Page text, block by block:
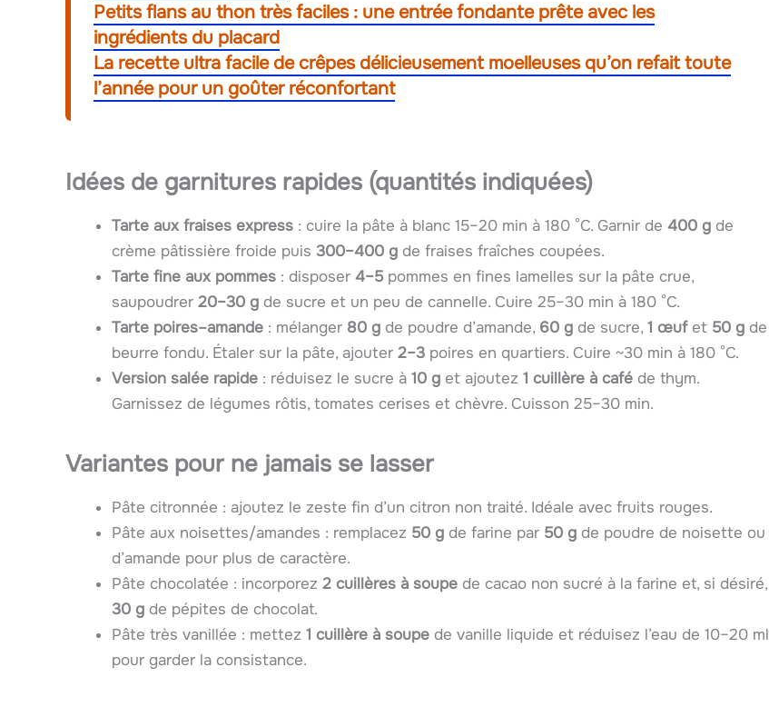
Petits flans au thon très faciles : une entrée fondante prête avec les
ingrédients du placard
La recette ultra facile de crêpes délicieusement moelleuses qu’on refait toute
l’année pour un goûter réconfortant
Idées de garnitures rapides (quantités indiquées)
Tarte aux fraises express : cuire la pâte à blanc 15–20 min à 180 °C. Garnir de 400 g de
crème pâtissière froide puis 300–400 g de fraises fraîches coupées.
Tarte fine aux pommes : disposer 4–5pommes en fines lamelles sur la pâte crue,
saupoudrer 20–30 g de sucre et un peu de cannelle. Cuire 25–30 min à 180 °C.
Tarte poires–amande : mélanger 80 g de poudre d’amande, 60 g de sucre,1 œufet 50 g de
beurre fondu. Étaler sur la pâte, ajouter 2–3 poires en quartiers. Cuire ~30 min à 180 °C.
Version salée rapide : réduisez le sucre à 10 g et ajoutez 1 cuillère à café de thym.
Garnissez de légumes rôtis, tomates cerises et chèvre. Cuisson 25–30 min.
Variantes pour ne jamais se lasser
Pâte citronnée : ajoutez le zeste fin d’un citron non traité. Idéale avec fruits rouges.
Pâte aux noisettes/amandes : remplacez 50 g de farine par 50 g de poudre de noisette ou
d’amande pour plus de caractère.
Pâte chocolatée : incorporez 2 cuillères à soupe de cacao non sucré à la farine et, si désiré,
30 g de pépites de chocolat.
Pâte très vanillée : mettez 1 cuillère à soupe de vanille liquide et réduisez l’eau de 10–20 ml
pour garder la consistance.